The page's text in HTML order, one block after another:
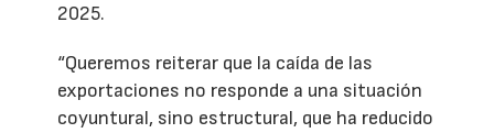
2025.
“Queremos reiterar que la caída de las
exportaciones no responde a una situación
coyuntural, sino estructural, que ha reducido